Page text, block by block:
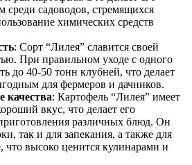
садоводов, стремящихся
химических средств
: Сорт “Лилея” славится своей
При правильном уходе с одного
до 40-50 тонн клубней, что делает
для фермеров и дачников.
качества: Картофель “Лилея” имеет
вкус, что делает его
различных блюд. Он
так и для запекания, а также для
что высоко ценится кулинарами и